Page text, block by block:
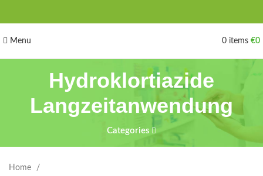
Menu 0 items €0
Hydroklortiazide
Langzeitanwendung
Categories
Home